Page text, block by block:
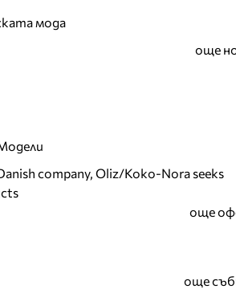
мода
още
company, Oliz/Koko-Nora seeks
още
още